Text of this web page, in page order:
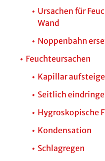
Ursachen für
Wand
Noppenbahn
Feuchteursachen
Kapillar
Seitlich
Hygroskopische
Kondensation
Schlagregen